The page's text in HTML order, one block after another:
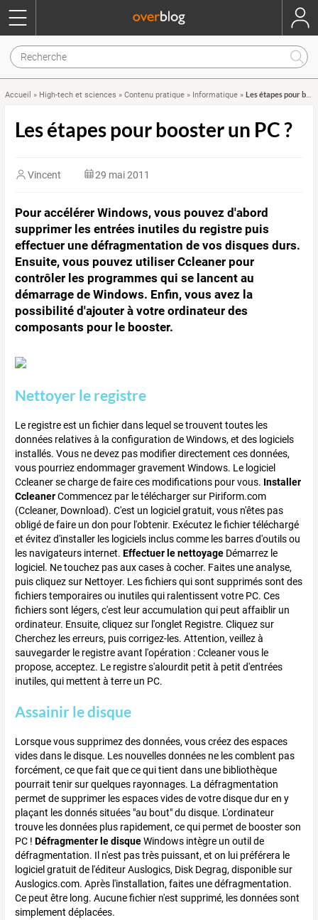
Accueil » High-tech et sciences » Contenu pratique » Informatique » Les étapes pour booster un PC ?
Les étapes pour booster un PC ?
Vincent 29 mai 2011
Pour accélérer Windows, vous pouvez d'abord
supprimer les entrées inutiles du registre puis
effectuer une défragmentation de vos disques durs.
Ensuite, vous pouvez utiliser Ccleaner pour
contrôler les programmes qui se lancent au
démarrage de Windows. Enfin, vous avez la
possibilité d'ajouter à votre ordinateur des
composants pour le booster.
Nettoyer le registre
Le registre est un fichier dans lequel se trouvent toutes les
données relatives à la configuration de Windows, et des logiciels
installés. Vous ne devez pas modifier directement ces données,
vous pourriez endommager gravement Windows. Le logiciel
Ccleaner se charge de faire ces modifications pour vous. Installer
CcleanerCommencez par le télécharger sur Piriform.com
(Ccleaner, Download). C'est un logiciel gratuit, vous n'êtes pas
obligé de faire un don pour l'obtenir. Exécutez le fichier téléchargé
et évitez d'installer les logiciels inclus comme les barres d'outils ou
les navigateurs internet. Effectuer le nettoyage Démarrez le
logiciel. Ne touchez pas aux cases à cocher. Faites une analyse,
puis cliquez sur Nettoyer. Les fichiers qui sont supprimés sont des
fichiers temporaires ou inutiles qui ralentissent votre PC. Ces
fichiers sont légers, c'est leur accumulation qui peut affaiblir un
ordinateur. Ensuite, cliquez sur l'onglet Registre. Cliquez sur
Cherchez les erreurs, puis corrigez-les. Attention, veillez à
sauvegarder le registre avant l'opération : Ccleaner vous le
propose, acceptez. Le registre s'alourdit petit à petit d'entrées
inutiles, qui mettent à terre un PC.
Assainir le disque
Lorsque vous supprimez des données, vous créez des espaces
vides dans le disque. Les nouvelles données ne les comblent pas
forcément, ce que fait que ce qui tient dans une bibliothèque
pourrait tenir sur quelques rayonnages. La défragmentation
permet de supprimer les espaces vides de votre disque dur en y
plaçant les donnés situées "au bout" du disque. L'ordinateur
trouve les données plus rapidement, ce qui permet de booster son
PC ! Défragmenter le disqueWindows intègre un outil de
défragmentation. Il n'est pas très puissant, et on lui préférera le
logiciel gratuit de l'éditeur Auslogics, Disk Degrag, disponible sur
Auslogics.com. Après l'installation, faites une défragmentation.
Ce peut être long. Aucune fichier n'est supprimé, les données sont
simplement déplacées.